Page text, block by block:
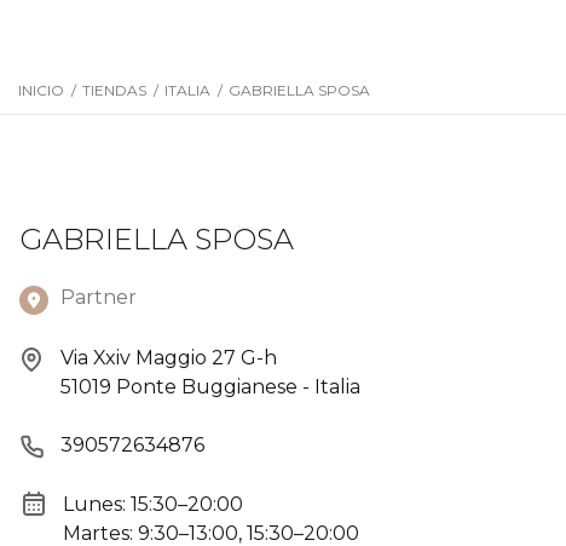
INICIO / TIENDAS / ITALIA / GABRIELLA SPOSA
GABRIELLA SPOSA
Partner
Via Xxiv Maggio 27 G-h
51019 Ponte Buggianese - Italia
390572634876
Lunes: 15:30–20:00
Martes: 9:30–13:00, 15:30–20:00